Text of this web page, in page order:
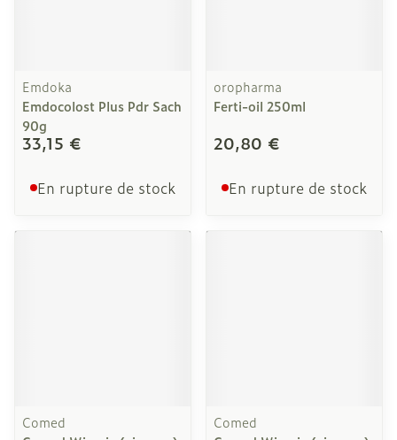
Emdoka
Emdocolost Plus Pdr Sach
90g
33,15 €
En rupture de stock
oropharma
Ferti-oil 250ml
20,80 €
En rupture de stock
Comed
Comed